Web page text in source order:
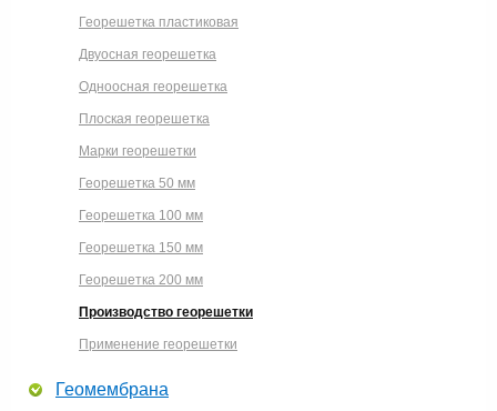
Георешетка пластиковая
Двуосная георешетка
Одноосная георешетка
Плоская георешетка
Марки георешетки
Георешетка 50 мм
Георешетка 100 мм
Георешетка 150 мм
Георешетка 200 мм
Производство георешетки
Применение георешетки
Геомембрана